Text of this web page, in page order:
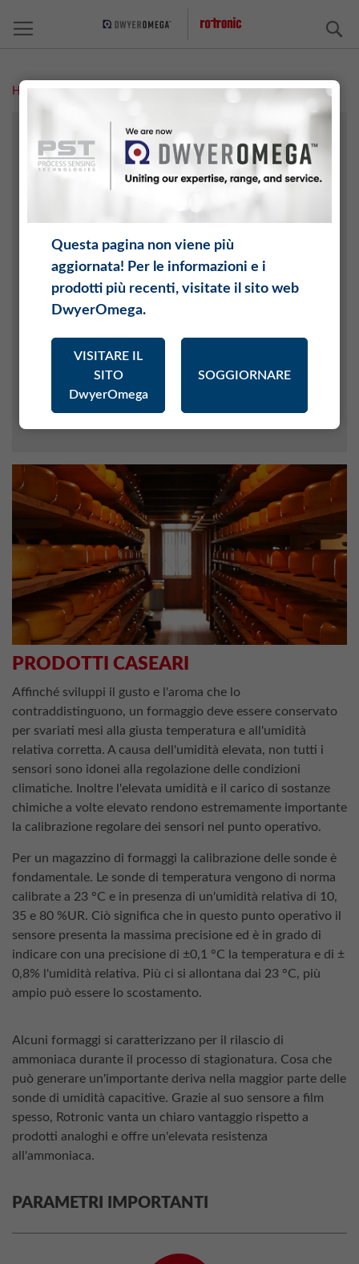
Home Prodotti caseari
PRODOTTI CASEARI
Affinché sviluppi il gusto e l'aroma che lo
contraddistinguono, un formaggio deve essere conservato
per svariati mesi alla giusta temperatura e all'umidità
relativa corretta. A causa dell'umidità elevata, non tutti i
sensori sono idonei alla regolazione delle condizioni
climatiche. Inoltre l'elevata umidità e il carico di sostanze
chimiche a volte elevato rendono estremamente importante
la calibrazione regolare dei sensori nel punto operativo.
Per un magazzino di formaggi la calibrazione delle sonde è
fondamentale. Le sonde di temperatura vengono di norma
calibrate a 23 °C e in presenza di un'umidità relativa di 10,
35 e 80 %UR. Ciò significa che in questo punto operativo il
sensore presenta la massima precisione ed è in grado di
indicare con una precisione di ±0,1 °C la temperatura e di ±
0,8% l'umidità relativa. Più ci si allontana dai 23 °C, più
ampio può essere lo scostamento.
Alcuni formaggi si caratterizzano per il rilascio di
ammoniaca durante il processo di stagionatura. Cosa che
può generare un'importante deriva nella maggior parte delle
sonde di umidità capacitive. Grazie al suo sensore a film
spesso, Rotronic vanta un chiaro vantaggio rispetto a
prodotti analoghi e offre un'elevata resistenza
all'ammoniaca.
PARAMETRI IMPORTANTI
TECNOLOGIA AGRICOLA
ARCHIVI / ESPOSIZIONI
INTERNET DELLE COSE (IOT)
TECNOLOGIA DI CLIMATIZZAZIONE
MEDICINA
METEOROLOGIA
INDUSTRIA FARMACEUTICA
Questa pagina non viene più
aggiornata! Per le informazioni e i
prodotti più recenti, visitate il sito web
DwyerOmega.
VISITARE IL
SITO
DwyerOmega
SOGGIORNARE